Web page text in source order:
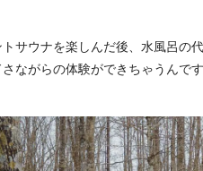
サウナを楽しんだ後、水風呂の
ながらの体験ができちゃうんです